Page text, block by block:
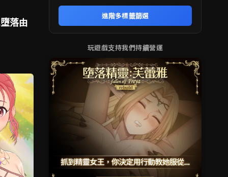
落由 進階多標籤篩選
玩遊戲支持我們持續營運